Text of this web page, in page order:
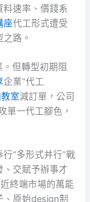
料速率、價錢系
座代工形式遭受
路。
但轉型初期阻
企業“代工
室減訂單，公司
單一代工腳色，
行“多形式并行”戰
、交賦予辦事才
終端市場的萬能
原始design制